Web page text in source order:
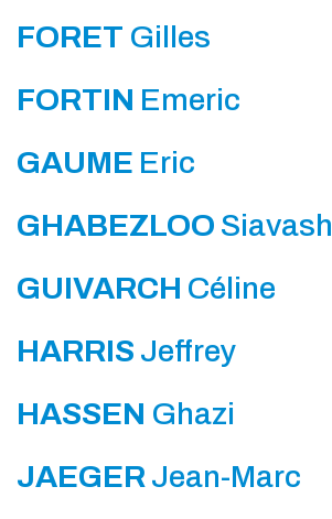
FORET Gilles
FORTIN Emeric
GAUME Eric
GHABEZLOO Siavash
GUIVARCH Céline
HARRIS Jeffrey
HASSEN Ghazi
JAEGERJean-Marc